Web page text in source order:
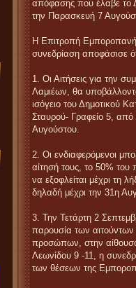
απόφασης που έλαβε το
την Παρασκευή 7
Η Επιτροπή
συνεδρίαση αποφάσισε
1. Οι Αιτήσεις για την
Λαμιέων, θα
ισόγειο του Δημοτικού
Σταυρού- Γραφείο 5,
Αυγούστου.
2. Οι ενδιαφερόμενοι
αίτησή τους, το 50%
να εξοφλείται μέχρι τη
δηλαδή μέχρι την 31η
3. Την Τετάρτη 2
παρουσία των
προσώπων, στην αίθουσα
Λεωνίδου 9 -11, η
των θέσεων της